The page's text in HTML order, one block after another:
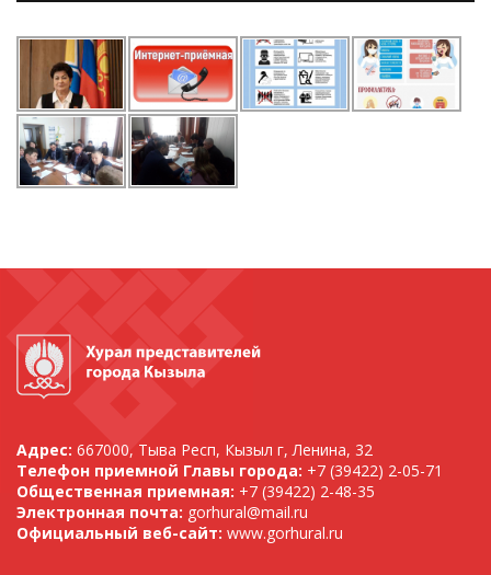
Адрес: 667000, Тыва Респ, Кызыл г, Ленина, 32
Телефон приемной Главы города: +7 (39422) 2-05-71
Общественная приемная: +7 (39422) 2-48-35
Электронная почта: gorhural@mail.ru
Официальный веб-сайт: www.gorhural.ru